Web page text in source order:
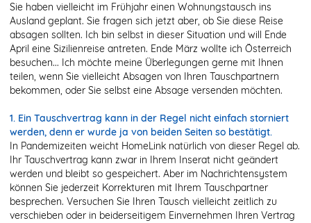
Sie haben vielleicht im Frühjahr einen Wohnungstausch ins
Ausland geplant. Sie fragen sich jetzt aber, ob Sie diese Reise
absagen sollten. Ich bin selbst in dieser Situation und will Ende
April eine Sizilienreise antreten. Ende März wollte ich Österreich
besuchen... Ich möchte meine Überlegungen gerne mit Ihnen
teilen, wenn Sie vielleicht Absagen von Ihren Tauschpartnern
bekommen, oder Sie selbst eine Absage versenden möchten.
1. Ein Tauschvertrag kann in der Regel nicht einfach storniert
werden, denn er wurde ja von beiden Seiten so bestätigt.
In Pandemizeiten weicht HomeLink natürlich von dieser Regel ab.
Ihr Tauschvertrag kann zwar in Ihrem Inserat nicht geändert
werden und bleibt so gespeichert. Aber im Nachrichtensystem
können Sie jederzeit Korrekturen mit Ihrem Tauschpartner
besprechen. Versuchen Sie Ihren Tausch vielleicht zeitlich zu
verschieben oder in beiderseitigem Einvernehmen Ihren Vertrag